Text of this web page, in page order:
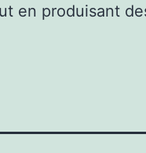
en produisant